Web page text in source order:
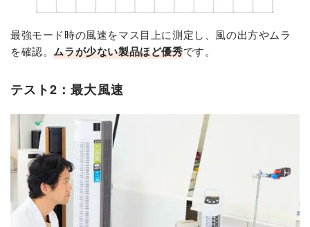
最強モード時の風速をマス目上に測定し、風の出方やムラ
を確認。ムラが少ない製品ほど優秀です。
テスト2：最大風速